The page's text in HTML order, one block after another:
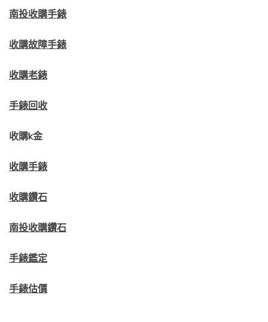
南投收購手錶
收購故障手錶
收購老錶
手錶回收
收購k金
收購手錶
收購鑽石
南投收購鑽石
手錶鑑定
手錶估價